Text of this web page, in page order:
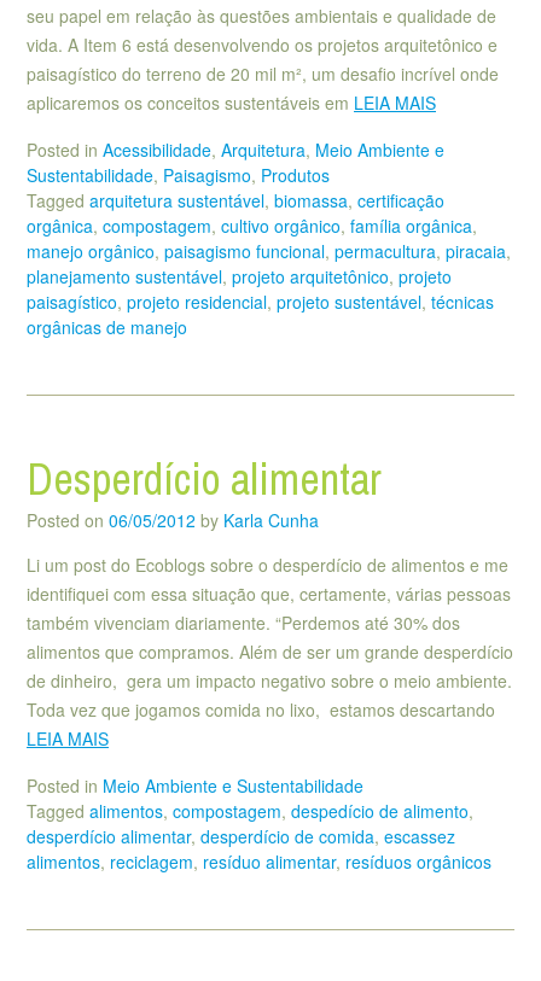
seu papel em relação às questões ambientais e qualidade de
vida. A Item 6 está desenvolvendo os projetos arquitetônico e
paisagístico do terreno de 20 mil m², um desafio incrível onde
aplicaremos os conceitos sustentáveis em LEIA MAIS
Posted in Acessibilidade, Arquitetura, Meio Ambiente e
Sustentabilidade, Paisagismo, Produtos
Tagged arquitetura sustentável, biomassa, certificação
orgânica, compostagem, cultivo orgânico, família orgânica,
manejo orgânico, paisagismo funcional, permacultura, piracaia,
planejamento sustentável, projeto arquitetônico, projeto
paisagístico, projeto residencial, projeto sustentável, técnicas
orgânicas de manejo
Desperdício alimentar
Posted on 06/05/2012 by Karla Cunha
Li um post do Ecoblogs sobre o desperdício de alimentos e me
identifiquei com essa situação que, certamente, várias pessoas
também vivenciam diariamente. “Perdemos até 30% dos
alimentos que compramos. Além de ser um grande desperdício
de dinheiro, gera um impacto negativo sobre o meio ambiente.
Toda vez que jogamos comida no lixo, estamos descartando
LEIA MAIS
Posted in Meio Ambiente e Sustentabilidade
Tagged alimentos, compostagem, despedício de alimento,
desperdício alimentar, desperdício de comida, escassez
alimentos, reciclagem, resíduo alimentar, resíduos orgânicos